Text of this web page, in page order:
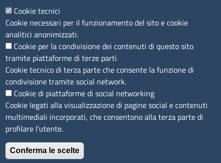
Informative privacy e cookie
Verifiche PA
Attuazione misure PNRR
Modulistica
SEGUICI SU
Cookie tecnici
Cookie necessari per il funzionamento del sito e cookie
analitici anonimizzati.
Cookie per la condivisione dei contenuti di questo sito
tramite piattaforme di terze parti
Cookie tecnico di terza parte che consente la funzione di
condivisione tramite social network.
Cookie di piattaforme di social networking
Cookie legati alla visualizzazione di pagine social e contenuti
multimediali incorporati, che consentono alla terza parte di
profilare l'utente.
Conferma le scelte